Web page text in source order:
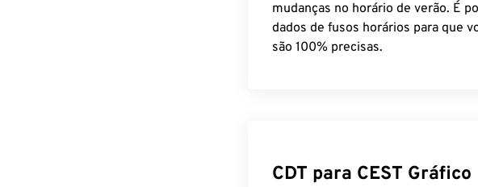
mudanças no horário de verão. É
dados de fusos horários para que
são 100% precisas.
CDT para CEST Gráfico